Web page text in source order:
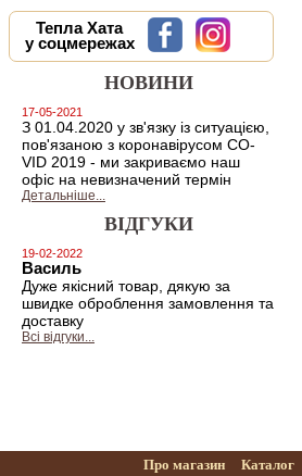
Тепла Хата
у соцмережах
НОВИНИ
17-05-2021
З 01.04.2020 у зв'язку із ситуацією,
пов'язаною з коронавірусом CO-
VID 2019 - ми закриваємо наш
офіс на невизначений термін
Детальніше...
ВІДГУКИ
19-02-2022
Василь
Дуже якісний товар, дякую за
швидке оброблення замовлення та
доставку
Всі відгуки...
Про магазин Каталог